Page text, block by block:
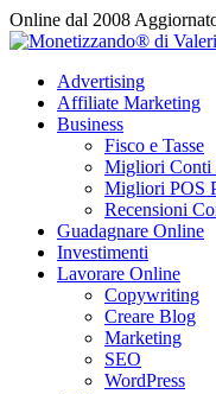
Vai
al
Online dal 2008
Advertising
Affiliate Marketing
Business
Fisco e Tasse
Migliori Conti
Migliori POS
Recensioni
Guadagnare Online
Investimenti
Lavorare Online
Copywriting
Creare Blog
Marketing
SEO
WordPress